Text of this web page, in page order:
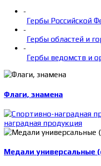
-
Гербы Российской
-
Гербы областей и
-
Гербы ведомств и
Флаги, знамена
наградная продукция
Медали универсальные